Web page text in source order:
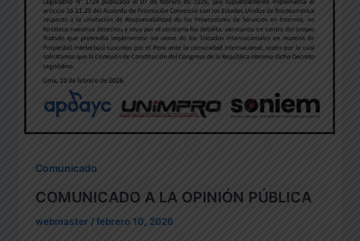
Comunicado
COMUNICADO A LA OPINIÓN PÚBLICA
webmaster/febrero 10, 2026